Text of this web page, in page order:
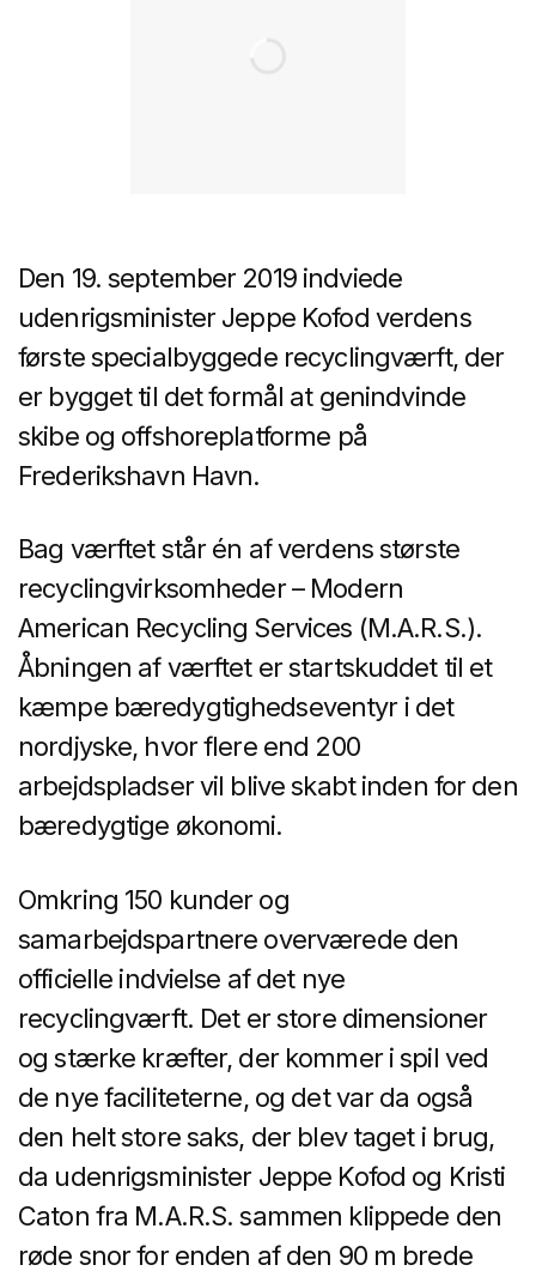
Den 19. september 2019 indviede
udenrigsminister Jeppe Kofod verdens
første specialbyggede recyclingværft, der
er bygget til det formål at genindvinde
skibe og offshoreplatforme på
Frederikshavn Havn.
Bag værftet står én af verdens største
recyclingvirksomheder – Modern
American Recycling Services (M.A.R.S.).
Åbningen af værftet er startskuddet til et
kæmpe bæredygtighedseventyr i det
nordjyske, hvor flere end 200
arbejdspladser vil blive skabt inden for den
bæredygtige økonomi.
Omkring 150 kunder og
samarbejdspartnere overværede den
officielle indvielse af det nye
recyclingværft. Det er store dimensioner
og stærke kræfter, der kommer i spil ved
de nye faciliteterne, og det var da også
den helt store saks, der blev taget i brug,
da udenrigsminister Jeppe Kofod og Kristi
Caton fra M.A.R.S. sammen klippede den
røde snor for enden af den 90 m brede